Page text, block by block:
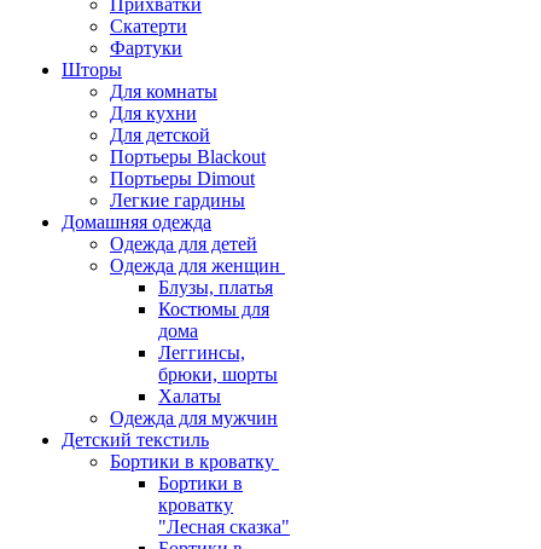
Прихватки
Скатерти
Фартуки
Шторы
Для комнаты
Для кухни
Для детской
Портьеры Blackout
Портьеры Dimout
Легкие гардины
Домашняя одежда
Одежда для детей
Одежда для женщин
Блузы, платья
Костюмы для
дома
Леггинсы,
брюки, шорты
Халаты
Одежда для мужчин
Детский текстиль
Бортики в кроватку
Бортики в
кроватку
"Лесная сказка"